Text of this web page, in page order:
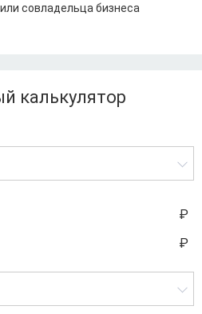
совладельца бизнеса
калькулятор